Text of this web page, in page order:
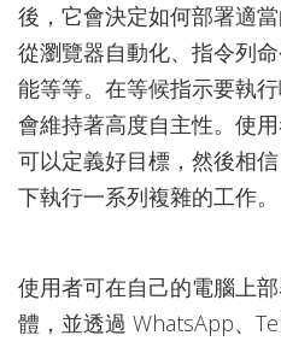
後，它會決定如何部署適
從瀏覽器自動化、指令列
能等等。在等候指示要執
會維持著高度自主性。使
可以定義好目標，然後相
下執行一系列複雜的工作。
使用者可在自己的電腦上
體，並透過 WhatsApp、